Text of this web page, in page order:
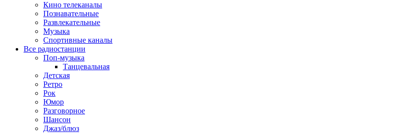
Кино телеканалы
Познавательные
Развлекательные
Музыка
Спортивные каналы
Все радиостанции
Поп-музыка
Танцевальная
Детская
Ретро
Рок
Юмор
Разговорное
Шансон
Джаз/блюз